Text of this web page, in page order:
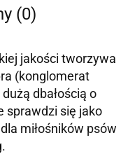
(0)
jakości tworzywa
(konglomerat
dbałością o
sprawdzi się jako
miłośników psów